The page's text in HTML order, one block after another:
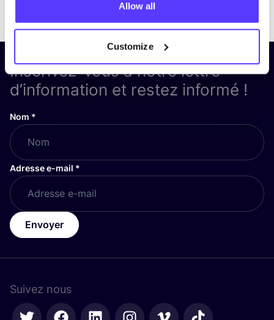
Allow all
Customize
Inscrivez-vous à notre lettre
d’information et restez informé !
Nom *
Adresse e-mail *
Envoyer
Suivez nous